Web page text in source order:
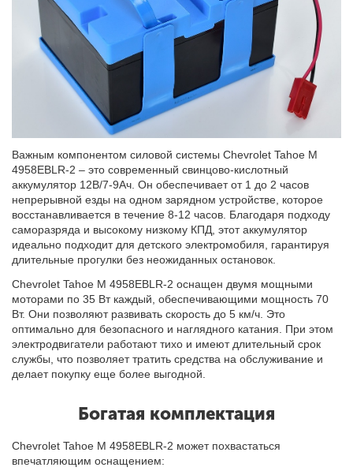
Важным компонентом силовой системы Chevrolet Tahoe M
4958EBLR-2 – это современный свинцово-кислотный
аккумулятор 12В/7-9Ач. Он обеспечивает от 1 до 2 часов
непрерывной езды на одном зарядном устройстве, которое
восстанавливается в течение 8-12 часов. Благодаря подходу
саморазряда и высокому низкому КПД, этот аккумулятор
идеально подходит для детского электромобиля, гарантируя
длительные прогулки без неожиданных остановок.
Chevrolet Tahoe M 4958EBLR-2 оснащен двумя мощными
моторами по 35 Вт каждый, обеспечивающими мощность 70
Вт. Они позволяют развивать скорость до 5 км/ч. Это
оптимально для безопасного и наглядного катания. При этом
электродвигатели работают тихо и имеют длительный срок
службы, что позволяет тратить средства на обслуживание и
делает покупку еще более выгодной.
Богатая комплектация
Chevrolet Tahoe M 4958EBLR-2 может похвастаться
впечатляющим оснащением: